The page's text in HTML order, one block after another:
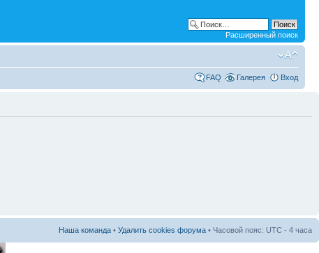
Расширенный поиск
FAQ Галерея Вход
Наша команда • Удалить cookies форума • Часовой пояс: UTC - 4 часа